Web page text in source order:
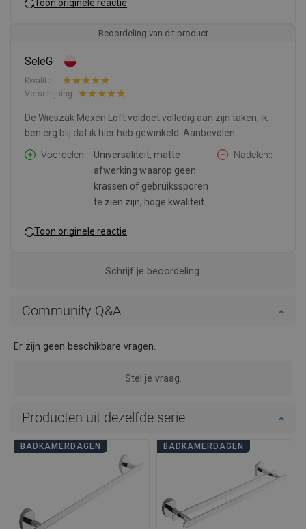
Toon originele reactie
Beoordeling van dit product
SeleG
Kwaliteit:
Verschijning:
De Wieszak Mexen Loft voldoet volledig aan zijn taken, ik
ben erg blij dat ik hier heb gewinkeld. Aanbevolen.
Voordelen:
Universaliteit, matte
afwerking waarop geen
krassen of gebruikssporen
te zien zijn, hoge kwaliteit.
Nadelen: -
Toon originele reactie
Schrijf je beoordeling.
Community Q&A
Er zijn geen beschikbare vragen.
Stel je vraag.
Producten uit dezelfde serie
BADKAMERDAGEN BADKAMERDAGEN